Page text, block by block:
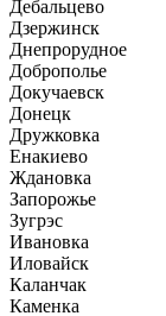
Дебальцево
Дзержинск
Днепрорудное
Доброполье
Докучаевск
Донецк
Дружковка
Енакиево
Ждановка
Запорожье
Зугрэс
Ивановка
Иловайск
Каланчак
Каменка